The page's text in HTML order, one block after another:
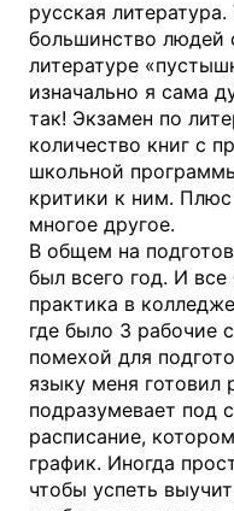
русская
большинство людей
литературе
изначально я сама
так! Экзамен по
количество книг с
школьной
критики к ним.
многое другое.
В общем на
был всего год. И
практика в
где было 3 рабочие
помехой для
языку меня готовил
подразумевает под
расписание,
график. Иногда
чтобы успеть